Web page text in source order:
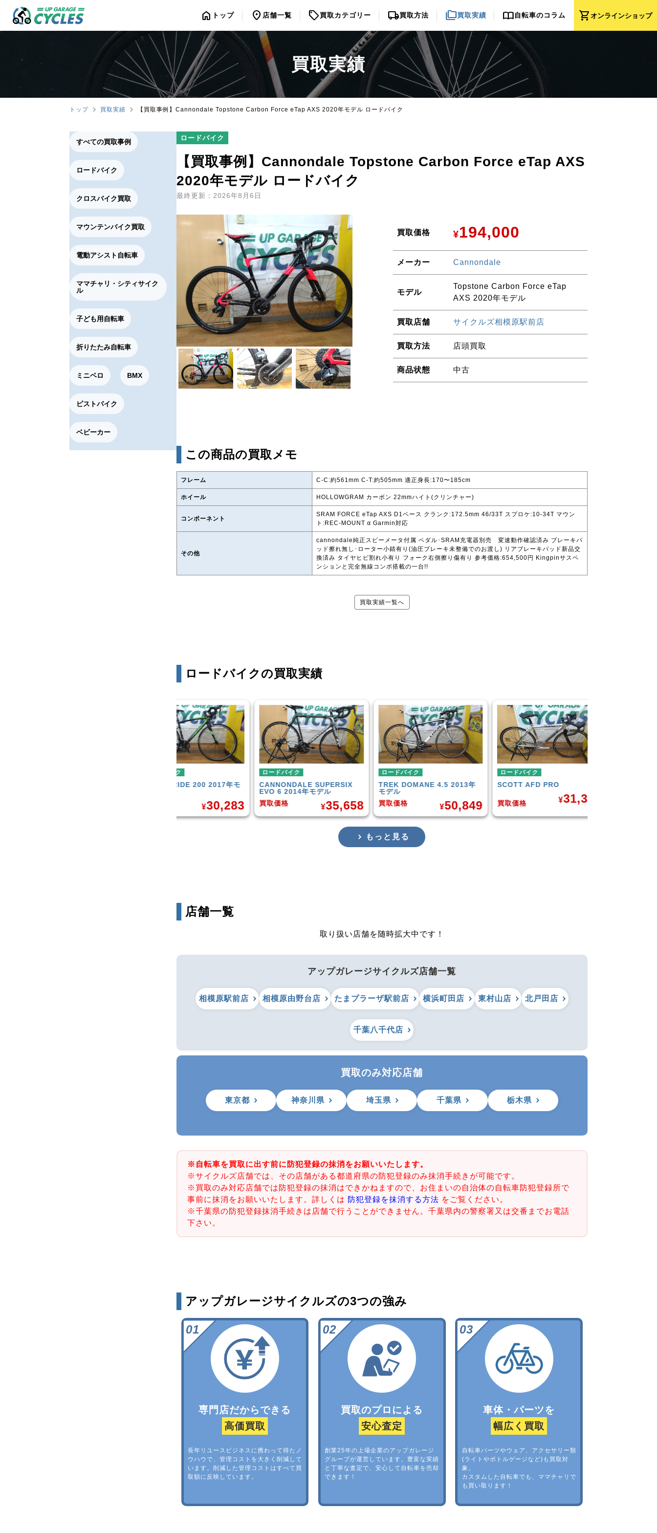
shopping_cartオンラインショップ
home トップ location_on 店舗一覧 sell買取カテゴリー local_shipping買取方法 folder_copy買取実績 import_contacts自転車のコラム
買取実績
トップ 買取実績 【買取事例】Cannondale Topstone Carbon Force eTap AXS 2020年モデル ロードバイク
すべての買取事例
ロードバイク
クロスバイク買取
マウンテンバイク買取
電動アシスト自転車
ママチャリ・シティサイク
ル
子ども用自転車
折りたたみ自転車
ミニベロ BMX
ピストバイク
ベビーカー
ロードバイク
【買取事例】Cannondale Topstone Carbon Force eTap AXS
2020年モデル ロードバイク
最終更新：2026年8月6日
買取価格 ¥194,000
メーカー Cannondale
モデル
Topstone Carbon Force eTap
AXS 2020年モデル
買取店舗 サイクルズ相模原駅前店
買取方法 店頭買取
商品状態 中古
この商品の買取メモ
フレーム C-C:約561mm C-T:約505mm 適正身長:170〜185cm
ホイール HOLLOWGRAM カーボン 22mmハイト(クリンチャー)
コンポーネント
SRAM FORCE eTap AXS D1ベース クランク:172.5mm 46/33T スプロケ:10-34T マウン
ト:REC-MOUNT α Garmin対応
その他
cannondale純正スピーメータ付属 ペダル･SRAM充電器別売 変速動作確認済み ブレーキパ
ッド擦れ無し･ローター小錆有り(油圧ブレーキ未整備でのお渡し) リアブレーキパッド新品交
換済み タイヤヒビ割れ小有り フォーク右側擦り傷有り 参考価格:654,500円 Kingpinサスペ
ンションと完全無線コンポ搭載の一台!!
買取実績一覧へ
ロードバイクの買取実績
CANNONDALE SUPERSIX
35,658
ロードバイク
TREK DOMANE 4.5 2013年
モデル
買取価格
50,849
ロードバイク
SCOTT AFD PRO
買取価格 31,382
もっと見る
店舗一覧
取り扱い店舗を随時拡大中です！
アップガレージサイクルズ店舗一覧
相模原駅前店 相模原由野台店 たまプラーザ駅前店 横浜町田店 東村山店 北戸田店
千葉八千代店
買取のみ対応店舗
東京都 神奈川県 埼玉県 千葉県 栃木県
※自転車を買取に出す前に防犯登録の抹消をお願いいたします。
※サイクルズ店舗では、その店舗がある都道府県の防犯登録のみ抹消手続きが可能です。
※買取のみ対応店舗では防犯登録の抹消はできかねますので、お住まいの自治体の自転車防犯登録所で
事前に抹消をお願いいたします。詳しくは 防犯登録を抹消する方法 をご覧ください。
※千葉県の防犯登録抹消手続きは店舗で行うことができません。千葉県内の警察署又は交番までお電話
下さい。
アップガレージサイクルズの3つの強み
専門店だからできる
高価買取
長年リユースビジネスに携わって得たノ
ウハウで、管理コストを大きく削減して
います。削減した管理コストはすべて買
取額に反映しています。
買取のプロによる
安心査定
創業25年の上場企業のアップガレージ
グループが運営しています。豊富な実績
と丁寧な査定で、安心して自転車を売却
できます！
車体・パーツを
幅広く買取
自転車パーツやウェア、アクセサリー類
(ライトやボトルゲージなど)も買取対
象。
カスタムした自転車でも、ママチャリで
も買い取ります！